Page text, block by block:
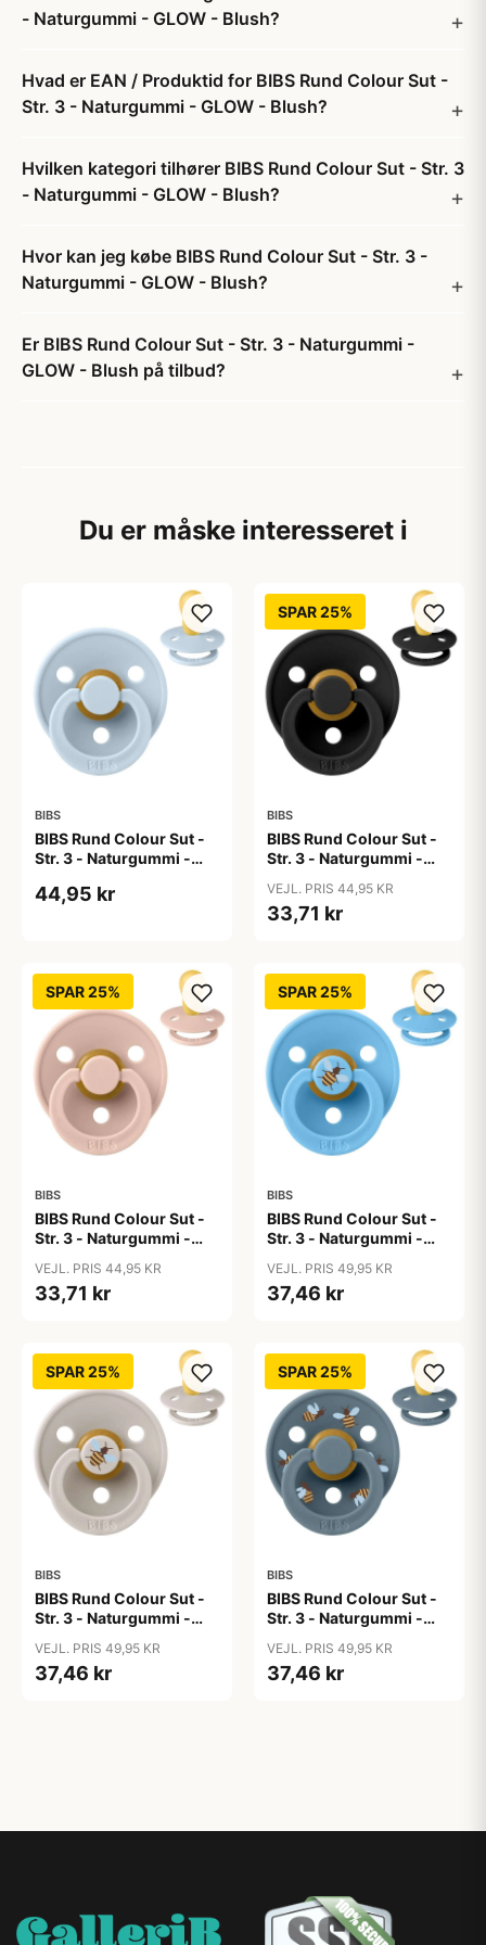
- Naturgummi - GLOW - Blush?
Hvad er EAN / Produktid for BIBS Rund Colour Sut -
Str. 3 - Naturgummi - GLOW - Blush?
Hvilken kategori tilhører BIBS Rund Colour Sut - Str. 3
- Naturgummi - GLOW - Blush?
Hvor kan jeg købe BIBS Rund Colour Sut - Str. 3 -
Naturgummi - GLOW - Blush?
Er BIBS Rund Colour Sut - Str. 3 - Naturgummi -
GLOW - Blush på tilbud?
Du er måske interesseret i
BIBS
BIBS Rund Colour Sut -
Str. 3 - Naturgummi -
44,95 kr
SPAR 25%
BIBS
BIBS Rund Colour Sut -
Str. 3 - Naturgummi -
VEJL. PRIS 44,95 KR
33,71 kr
SPAR 25%
BIBS
BIBS Rund Colour Sut -
Str. 3 - Naturgummi -
VEJL. PRIS 44,95 KR
33,71 kr
SPAR 25%
BIBS
BIBS Rund Colour Sut -
Str. 3 - Naturgummi -
Breeze
VEJL. PRIS 49,95 KR
37,46 kr
SPAR 25%
BIBS
BIBS Rund Colour Sut -
Str. 3 - Naturgummi -
Mushroom
VEJL. PRIS 49,95 KR
37,46 kr
SPAR 25%
BIBS
BIBS Rund Colour Sut -
Str. 3 - Naturgummi -
Petrol
VEJL. PRIS 49,95 KR
37,46 kr